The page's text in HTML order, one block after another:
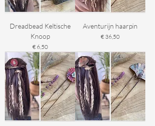
Dreadbead Keltische
Knoop
Prijs
€ 6,50
Aventurijn haarpin
Prijs
€ 36,50